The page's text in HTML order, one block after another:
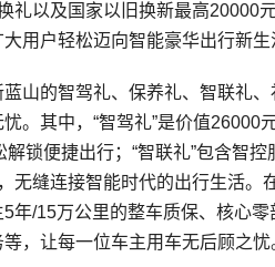
礼以及国家以旧换新最高20000
用户轻松迈向智能豪华出行新生
山的智驾礼、保养礼、智联礼
。其中，“智驾礼”是价值26000
锁便捷出行；“智联礼”包含智控
无缝连接智能时代的出行生活。
年/15万公里的整车质保、核心零
，让每一位车主用车无后顾之忧